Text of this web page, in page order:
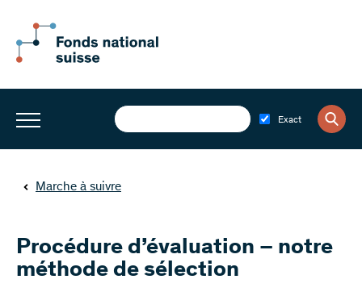
Exact
Marche à suivre
Procédure d’évaluation – notre
méthode de sélection